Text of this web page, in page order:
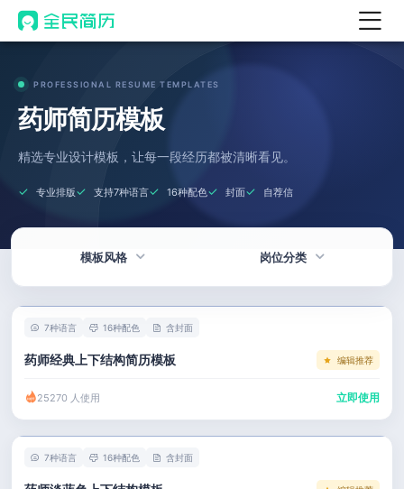
AI 生成简历
AI 优化简历
AI 翻译简历
AI 诊断简历
AI 模拟面试
AI 职场工具 New
简历模板
PROFESSIONAL RESUME TEMPLATES
药师简历模板
精选专业设计模板，让每一段经历都被清晰看见。
专业排版 支持7种语言 16种配色 封面 自荐信
模板风格
简洁
应届生
左右分栏
考研复试
岗位分类
产品 / 设计
金融 / 汽车
市场 / 运营
人事 / 行政
7种语言 16种配色 含封面
药师经典上下结构简历模板 编辑推荐
25270 人使用 立即使用
7种语言 16种配色 含封面